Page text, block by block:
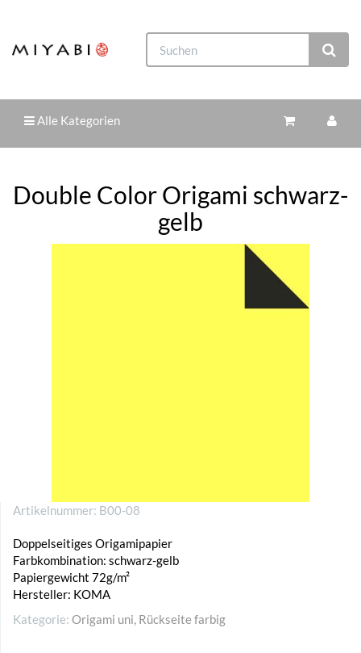
Alle Kategorien
Double Color Origami schwarz-
gelb
Artikelnummer: B00-08
Doppelseitiges Origamipapier
Farbkombination: schwarz-gelb
Papiergewicht 72g/m²
Hersteller: KOMA
Kategorie: Origami uni, Rückseite farbig